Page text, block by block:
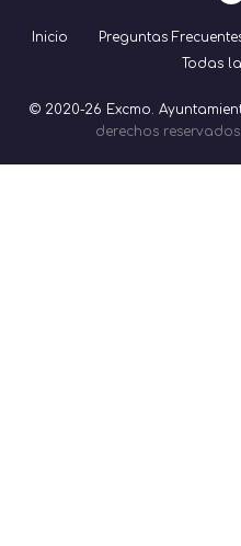
Inicio Preguntas
Todas
© 2020-26 Excmo.
derechos